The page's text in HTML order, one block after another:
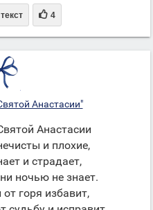
 4
Анастасии"
Анастасии
и плохие,
и страдает,
ночью не знает.
горя избавит,